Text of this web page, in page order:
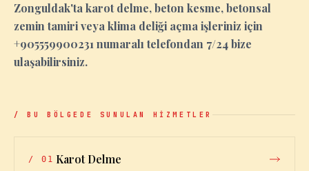
Zonguldak'ta karot delme, beton kesme, betonsal
zemin tamiri veya klima deliği açma işleriniz için
+905559900231 numaralı telefondan 7/24 bize
ulaşabilirsiniz.
/ BU BÖLGEDE SUNULAN HİZMETLER
/ 01 Karot Delme